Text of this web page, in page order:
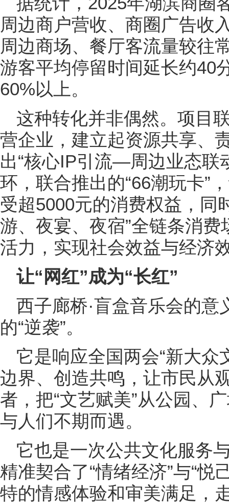
周边商户营收、商圈广告收
周边商场、餐厅客流量较往
游客平均停留时间延长约40
60%以上。
这种转化并非偶然。项目
营企业，建立起资源共享、
出“核心IP引流—周边业态
环，联合推出的“66潮玩卡”
受超5000元的消费权益，同
游、夜宴、夜宿”全链条消
活力，实现社会效益与经济
让“网红”成为“长红”
西子廊桥·盲盒音乐会的
的“逆袭”。
它是响应全国两会“新大众
边界、创造共鸣，让市民从
者，把“文艺赋美”从公园、
与人们不期而遇。
它也是一次公共文化服务
精准契合了“情绪经济”与“悦
特的情感体验和审美满足，